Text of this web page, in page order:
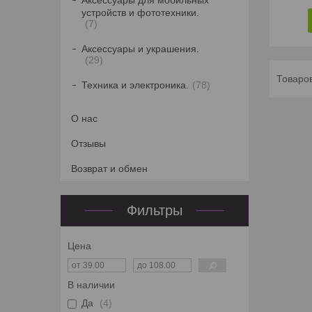
устройств и фототехники.
7
Аксессуары и украшения.
29
Техника и электроника. 78
О нас
Отзывы
Возврат и обмен
Фильтры
Цена
В наличии
Да
4